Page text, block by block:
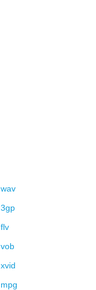
wav
3gp
flv
vob
xvid
mpg